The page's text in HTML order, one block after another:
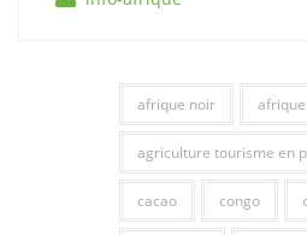
afrique noir
agriculture tourisme en
cacao congo